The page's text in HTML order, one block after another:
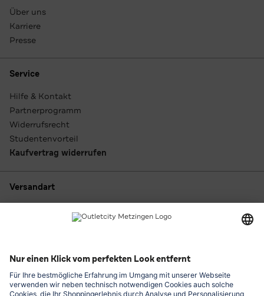
Über uns
Karriere
Presse
Service
Hilfe & Kontakt
Partnerprogramm
Widerrufsrecht
Studentenvorteil
Kaufvertrag widerrufen
Versandart